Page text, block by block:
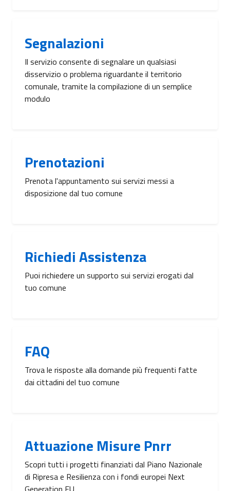
Segnalazioni
Il servizio consente di segnalare un qualsiasi
disservizio o problema riguardante il territorio
comunale, tramite la compilazione di un semplice
modulo
Prenotazioni
Prenota l'appuntamento sui servizi messi a
disposizione dal tuo comune
Richiedi Assistenza
Puoi richiedere un supporto sui servizi erogati dal
tuo comune
FAQ
Trova le risposte alla domande più frequenti fatte
dai cittadini del tuo comune
Attuazione Misure Pnrr
Scopri tutti i progetti finanziati dal Piano Nazionale
di Ripresa e Resilienza con i fondi europei Next